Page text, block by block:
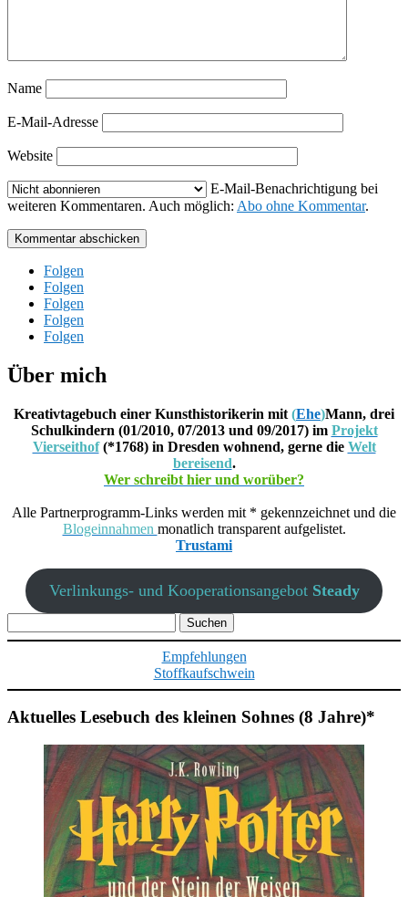
Name
E-Mail-Adresse
Website
E-Mail-Benachrichtigung bei
weiteren Kommentaren. Auch möglich: Abo ohne Kommentar.
Kommentar abschicken
Folgen
Folgen
Folgen
Folgen
Folgen
Über mich
Kreativtagebuch einer Kunsthistorikerin mit (Ehe)Mann, drei
Schulkindern (01/2010, 07/2013 und 09/2017) im Projekt
Vierseithof(*1768) in Dresden wohnend, gerne die Welt
bereisend.
Wer schreibt hier und worüber?
Alle Partnerprogramm-Links werden mit * gekennzeichnet und die
Blogeinnahmen monatlich transparent aufgelistet.
Trustami
Verlinkungs- und Kooperationsangebot Steady
nach:
Empfehlungen
Stoffkaufschwein
Aktuelles Lesebuch des kleinen Sohnes (8 Jahre)*